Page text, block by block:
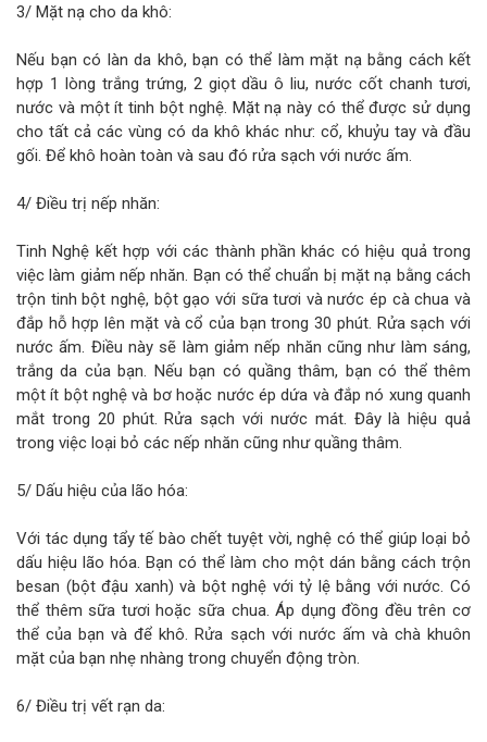
3/ Mặt nạ cho da khô:
Nếu bạn có làn da khô, bạn có thể làm mặt nạ bằng cách kết
hợp 1 lòng trắng trứng, 2 giọt dầu ô liu, nước cốt chanh tươi,
nước và một ít tinh bột nghệ. Mặt nạ này có thể được sử dụng
cho tất cả các vùng có da khô khác như: cổ, khuỷu tay và đầu
gối. Để khô hoàn toàn và sau đó rửa sạch với nước ấm.
4/ Điều trị nếp nhăn:
Tinh Nghệ kết hợp với các thành phần khác có hiệu quả trong
việc làm giảm nếp nhăn. Bạn có thể chuẩn bị mặt nạ bằng cách
trộn tinh bột nghệ, bột gạo với sữa tươi và nước ép cà chua và
đắp hỗ hợp lên mặt và cổ của bạn trong 30 phút. Rửa sạch với
nước ấm. Điều này sẽ làm giảm nếp nhăn cũng như làm sáng,
trắng da của bạn. Nếu bạn có quầng thâm, bạn có thể thêm
một ít bột nghệ và bơ hoặc nước ép dứa và đắp nó xung quanh
mắt trong 20 phút. Rửa sạch với nước mát. Đây là hiệu quả
trong việc loại bỏ các nếp nhăn cũng như quầng thâm.
5/ Dấu hiệu của lão hóa:
Với tác dụng tẩy tế bào chết tuyệt vời, nghệ có thể giúp loại bỏ
dấu hiệu lão hóa. Bạn có thể làm cho một dán bằng cách trộn
besan (bột đậu xanh) và bột nghệ với tỷ lệ bằng với nước. Có
thể thêm sữa tươi hoặc sữa chua. Áp dụng đồng đều trên cơ
thể của bạn và để khô. Rửa sạch với nước ấm và chà khuôn
mặt của bạn nhẹ nhàng trong chuyển động tròn.
6/ Điều trị vết rạn da: